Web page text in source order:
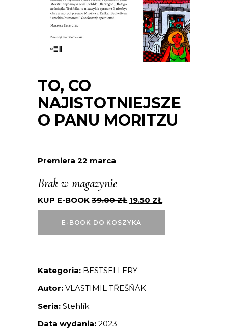
TO, CO
NAJISTOTNIEJSZE
O PANU MORITZU
Premiera 22 marca
Brak w magazynie
KUP E-BOOK 39.00ZŁ 19.50 ZŁ
E-BOOK DO KOSZYKA
Kategoria: BESTSELLERY
Autor: VLASTIMIL TŘEŠŇÁK
Seria: Stehlík
Data wydania: 2023